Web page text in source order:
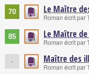
70 Le Maître
Roman écrit par
85 Le Maître
Roman écrit par
- Maître des
Roman écrit par